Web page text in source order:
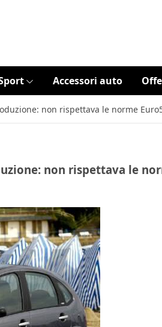
Accessori auto
non rispettava le norme
non rispettava le